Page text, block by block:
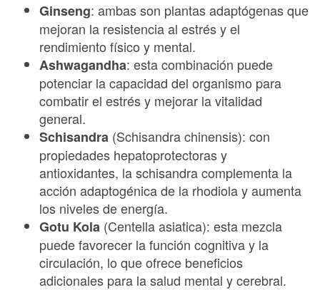
Ginseng: ambas son plantas adaptógenas que
mejoran la resistencia al estrés y el
rendimiento físico y mental.
Ashwagandha: esta combinación puede
potenciar la capacidad del organismo para
combatir el estrés y mejorar la vitalidad
general.
Schisandra (Schisandra chinensis): con
propiedades hepatoprotectoras y
antioxidantes, la schisandra complementa la
acción adaptogénica de la rhodiola y aumenta
los niveles de energía.
Gotu Kola (Centella asiatica): esta mezcla
puede favorecer la función cognitiva y la
circulación, lo que ofrece beneficios
adicionales para la salud mental y cerebral.